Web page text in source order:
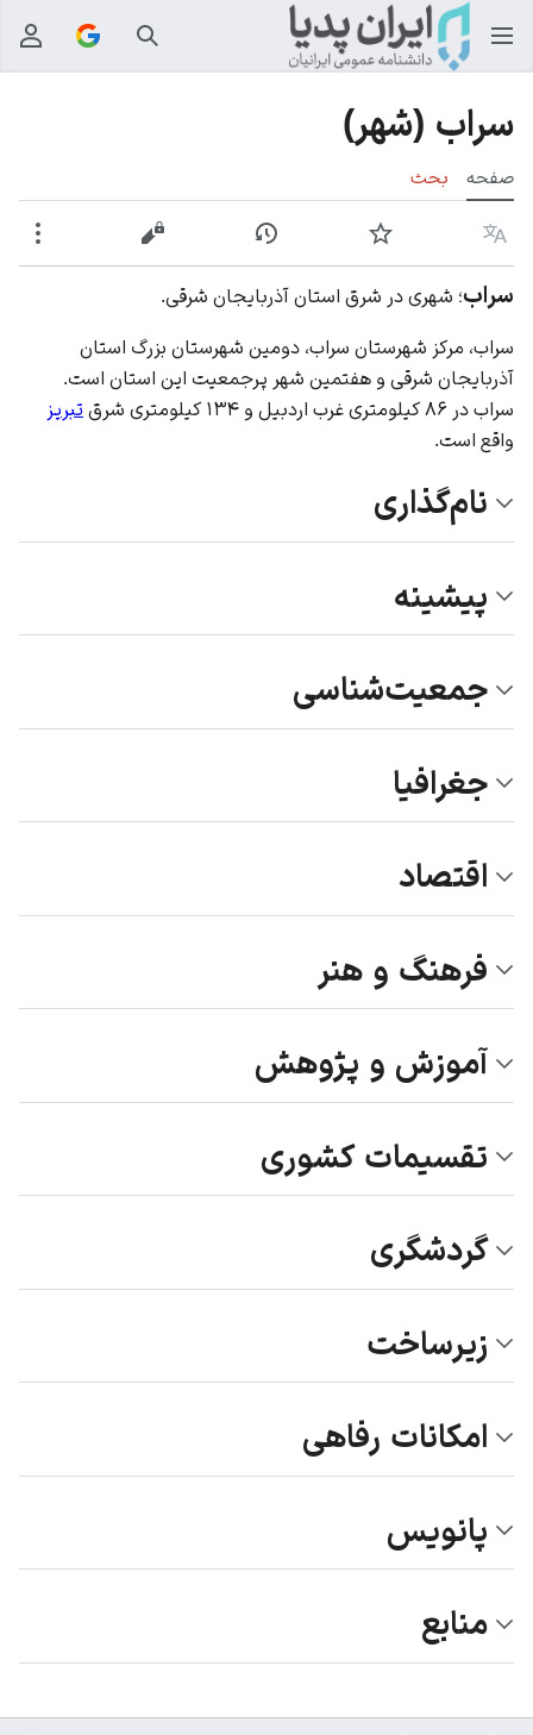
جستجو
سراب (شهر)
صفحه بحث
زبان پیگیری نمایش تاریخچهنمایش مبدأ
سراب؛ شهری در شرق استان آذربایجان شرقی.
سراب، مرکز شهرستان سراب، دومین شهرستان بزرگ استان
آذربایجان شرقی و هفتمین شهر پرجمعیت این استان است.
سراب در ۸۶ کیلومتری غرب
اردبیل و ۱۳۴ کیلومتری شرق
تبریز
واقع است.
نام‌گذاری
پیشینه
جمعیت‌شناسی
جغرافیا
اقتصاد
فرهنگ و هنر
آموزش و پژوهش
تقسیمات کشوری
گردشگری
زیرساخت
امکانات رفاهی
پانویس
منابع